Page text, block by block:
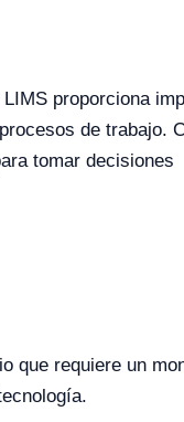
proporciona
de trabajo.
tomar decisiones
que requiere un